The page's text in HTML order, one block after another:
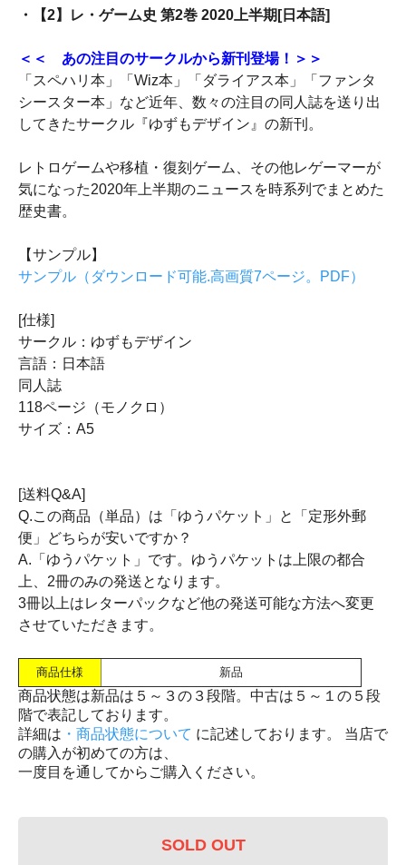
・【2】レ・ゲーム史 第2巻 2020上半期[日本語]
＜＜ あの注目のサークルから新刊登場！＞＞
「スペハリ本」「Wiz本」「ダライアス本」「ファンタ
シースター本」など近年、数々の注目の同人誌を送り出
してきたサークル『ゆずもデザイン』の新刊。
レトロゲームや移植・復刻ゲーム、その他レゲーマーが
気になった2020年上半期のニュースを時系列でまとめた
歴史書。
【サンプル】
サンプル（ダウンロード可能.高画質7ページ。PDF）
[仕様]
サークル：ゆずもデザイン
言語：日本語
同人誌
118ページ（モノクロ）
サイズ：A5
[送料Q&A]
Q.この商品（単品）は「ゆうパケット」と「定形外郵
便」どちらが安いですか？
A.「ゆうパケット」です。ゆうパケットは上限の都合
上、2冊のみの発送となります。
3冊以上はレターパックなど他の発送可能な方法へ変更
させていただきます。
商品仕様 新品
商品状態は新品は５～３の３段階。中古は５～１の５段
階で表記しております。
詳細は ・商品状態について に記述しております。 当店で
の購入が初めての方は、
一度目を通してからご購入ください。
SOLD OUT